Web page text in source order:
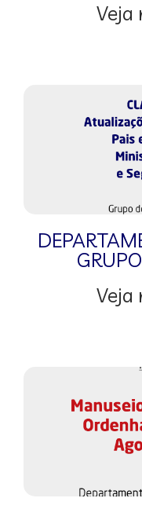
Veja
Veja